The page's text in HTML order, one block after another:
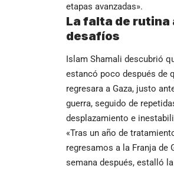
etapas avanzadas».
La falta de rutina
desafíos
Islam Shamali descubrió
estancó poco después de
regresara a Gaza, justo
guerra, seguido de
desplazamiento e
«Tras un año de
regresamos a la Franja de
semana después, estalló